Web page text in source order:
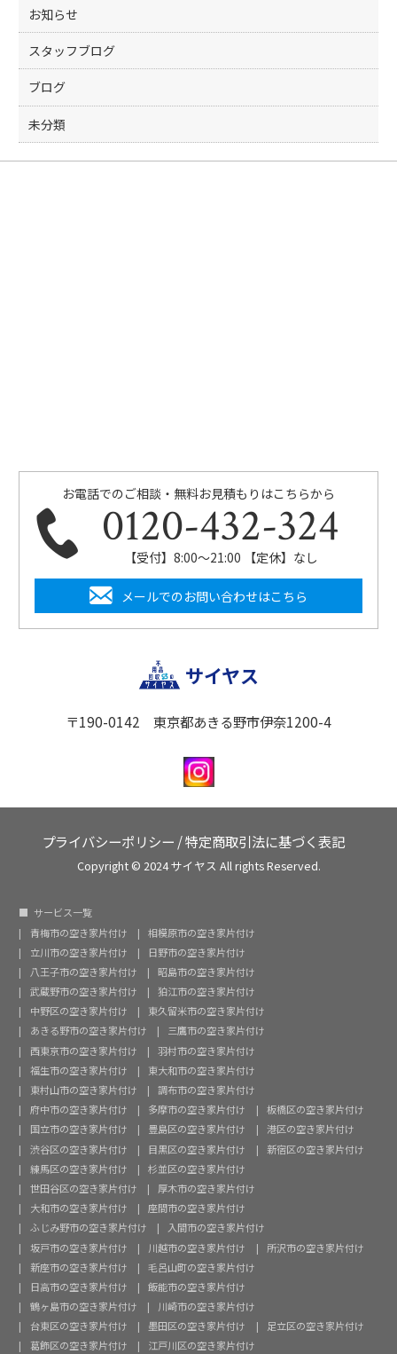
お知らせ
スタッフブログ
ブログ
未分類
お電話でのご相談・無料お見積もりはこちらから
0120-432-324
【受付】8:00〜21:00 【定休】なし
メールでのお問い合わせはこちら
サイヤス
〒190-0142 東京都あきる野市伊奈1200-4
プライバシーポリシー /特定商取引法に基づく表記
Copyright © 2024 サイヤス All rights Reserved.
サービス一覧
青梅市の空き家片付け
相模原市の空き家片付け
立川市の空き家片付け
日野市の空き家片付け
八王子市の空き家片付け
昭島市の空き家片付け
武蔵野市の空き家片付け
狛江市の空き家片付け
中野区の空き家片付け
東久留米市の空き家片付け
あきる野市の空き家片付け
三鷹市の空き家片付け
西東京市の空き家片付け
羽村市の空き家片付け
福生市の空き家片付け
東大和市の空き家片付け
東村山市の空き家片付け
調布市の空き家片付け
府中市の空き家片付け
多摩市の空き家片付け
板橋区の空き家片付け
国立市の空き家片付け
豊島区の空き家片付け
港区の空き家片付け
渋谷区の空き家片付け
目黒区の空き家片付け
新宿区の空き家片付け
練馬区の空き家片付け
杉並区の空き家片付け
世田谷区の空き家片付け
厚木市の空き家片付け
大和市の空き家片付け
座間市の空き家片付け
ふじみ野市の空き家片付け
入間市の空き家片付け
坂戸市の空き家片付け
川越市の空き家片付け
所沢市の空き家片付け
新座市の空き家片付け
毛呂山町の空き家片付け
日高市の空き家片付け
飯能市の空き家片付け
鶴ヶ島市の空き家片付け
川崎市の空き家片付け
台東区の空き家片付け
墨田区の空き家片付け
足立区の空き家片付け
葛飾区の空き家片付け
江戸川区の空き家片付け